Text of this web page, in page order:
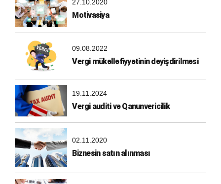
27.10.2020
Motivasiya
09.08.2022
Vergi mükəlləfiyyətinin dəyişdirilməsi
19.11.2024
Vergi auditi və Qanunvericilik
02.11.2020
Biznesin satın alınması